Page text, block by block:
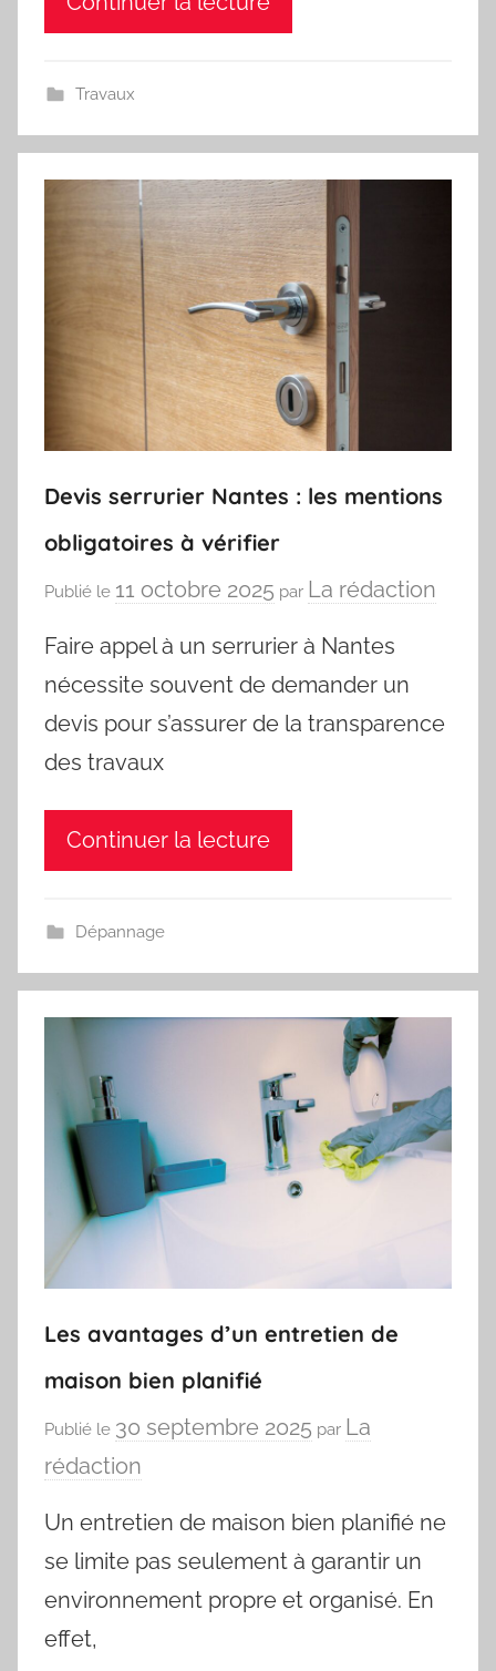
Travaux
Devis serrurier Nantes : les mentions
obligatoires à vérifier
Publié le 11 octobre 2025 par La rédaction
Faire appel à un serrurier à Nantes
nécessite souvent de demander un
devis pour s’assurer de la transparence
des travaux
Continuer la lecture
Dépannage
Les avantages d’un entretien de
maison bien planifié
Publié le 30 septembre 2025 par La
rédaction
Un entretien de maison bien planifié ne
se limite pas seulement à garantir un
environnement propre et organisé. En
effet,